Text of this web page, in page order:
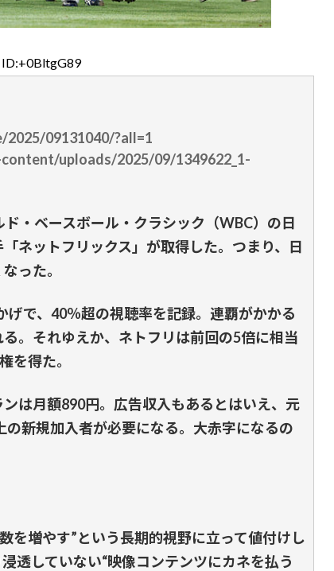
09131040/?all=1
uploads/2025/09/1349622_1-
・ベースボール・クラシック（WBC）の日
ネットフリックス」が取得した。つまり、日
った。
で、40％超の視聴率を記録。連覇がかかる
。それゆえか、ネトフリは前回の5倍に相当
を得た。
ンは月額890円。広告収入もあるとはいえ、元
新規加入者が必要になる。大赤字になるの
を増やす”という長期的視野に立って値付けし
透していない“映像コンテンツにカネを払う